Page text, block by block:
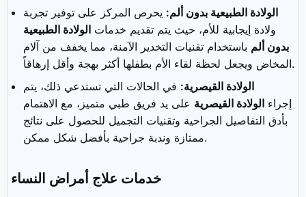
الولادة الطبيعية بدون ألم: يحرص المركز على توفير تجربة
ولادة إيجابية للأم، حيث يتم تقديم خدماتالولادة الطبيعية
بدون ألم باستخدام تقنيات التخدير الآمنة، مما يخفف من آلام
المخاض ويجعل لحظة لقاء الأم بطفلها أكثر بهجة وأقل إرهاقاً.
الولادة القيصرية: في الحالات التي تستدعي ذلك، يتم
إجراءالولادة القيصرية على يد فريق طبي متميز، مع الاهتمام
بأدق التفاصيل الجراحية وتقنيات التجميل للحصول على نتائج
ممتازة وندبة جراحية بأفضل شكل ممكن.
خدمات علاج أمراض النساء